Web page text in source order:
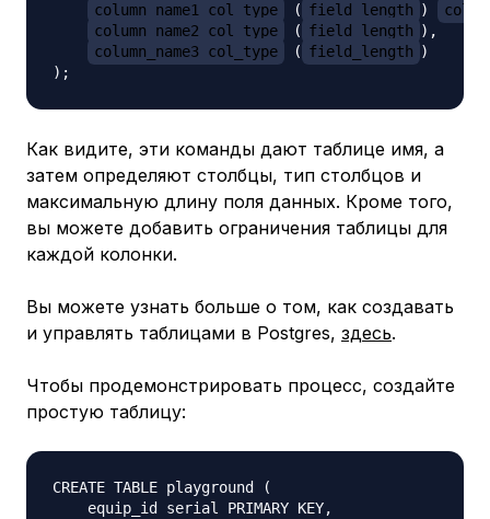
column_name1 col_type
( field_length )
column_name2 col_type
( field_length ),
column_name3 col_type
( field_length )
Как видите, эти команды дают таблице имя, а
затем определяют столбцы, тип столбцов и
максимальную длину поля данных. Кроме того,
вы можете добавить ограничения таблицы для
каждой колонки.
Вы можете узнать больше о том, как создавать
и управлять таблицами в Postgres, здесь.
Чтобы продемонстрировать процесс, создайте
простую таблицу:
CREATE TABLE playground (
    equip_id serial PRIMARY KEY,